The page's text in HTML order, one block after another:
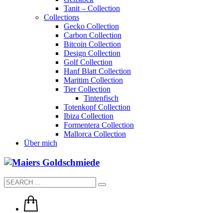
Tanit – Collection
Collections
Gecko Collection
Carbon Collection
Bitcoin Collection
Design Collection
Golf Collection
Hanf Blatt Collection
Maritim Collection
Tier Collection
Tintenfisch
Totenkopf Collection
Ibiza Collection
Formentera Collection
Mallorca Collection
Über mich